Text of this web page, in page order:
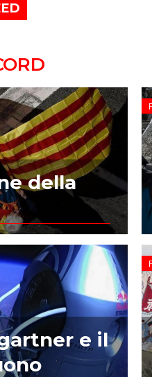
della
e il